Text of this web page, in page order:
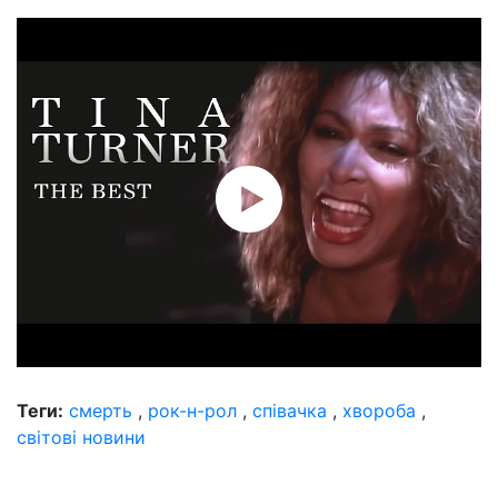
Теги: смерть , рок-н-рол , співачка , хвороба ,
світові новини